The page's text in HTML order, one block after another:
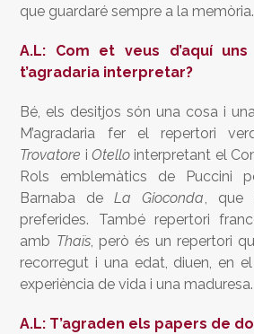
que guardaré sempre a la memòria.
A.L: Com et veus d’aquí
t’agradaria interpretar?
Bé, els desitjos són una cosa i
M’agradaria fer el repertori
Trovatore iOtello interpretant el
Rols emblemàtics de Puccini
Barnaba deLa Gioconda, que
preferides. També repertori
amb Thaïs, però és un repertori
recorregut i una edat, diuen, en
experiència de vida i una maduresa.
A.L: T’agraden els papers de